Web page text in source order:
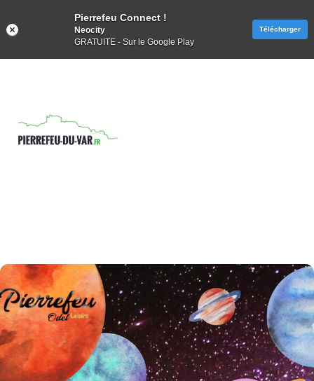
Pierrefeu Connect !
Neocity
GRATUITE - Sur le Google Play
Télécharger